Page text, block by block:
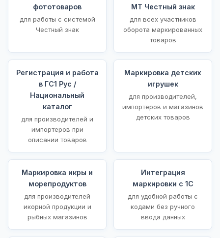
фототоваров
для работы с системой
Честный знак
МТ Честный знак
для всех участников
оборота маркированных
товаров
Регистрация и работа
в ГС1 Рус /
Национальный
каталог
для производителей и
импортеров при
описании товаров
Маркировка детских
игрушек
для производителей,
импортеров и магазинов
детских товаров
Маркировка икры и
морепродуктов
для производителей
икорной продукции и
рыбных магазинов
Интеграция
маркировки с 1С
для удобной работы с
кодами без ручного
ввода данных